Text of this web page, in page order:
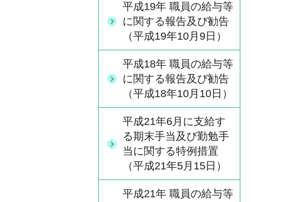
平成19年 職員の給与等
に関する報告及び勧告
（平成19年10月9日）
平成18年 職員の給与等
に関する報告及び勧告
（平成18年10月10日）
平成21年6月に支給す
る期末手当及び勤勉手
当に関する特例措置
（平成21年5月15日）
平成21年 職員の給与等